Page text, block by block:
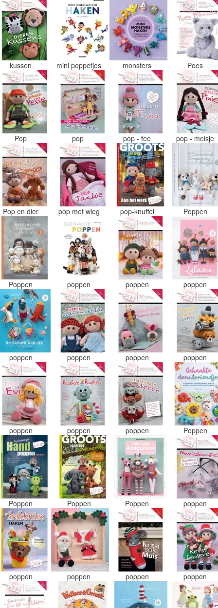
kussen mini poppetjes monsters Poes
Pop pop pop - fee pop - meisje
Pop en dier pop met wieg pop-knuffel Poppen
Poppen poppen poppen poppen
poppen poppen poppen poppen
poppen poppen poppen Poppen
Poppen Poppen Poppen poppen
poppen poppen poppen poppen